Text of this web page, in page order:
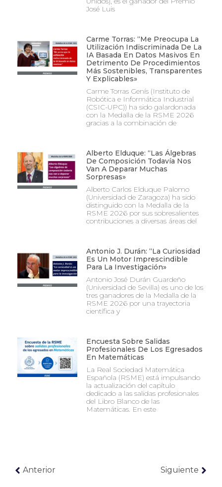
José Luis
Carme Torras: “Me Preocupa La
Utilización Indiscriminada De La
IA Basada En Datos Masivos En
Detrimento De Procedimientos
Más Sostenibles, Transparentes
Y Explicables»
Carme Torras Genís (Instituto de
Robótica e Informática Industrial
(CSIC-UPC)) ha sido galardonada
con la Medalla de la RSME 2026
gracias a la combinación de
Alberto Elduque: “Las Álgebras
De Composición Todavía Nos
Van A Deparar Muchas
Sorpresas»
Alberto Carlos Elduque Palomo
(Universidad de Zaragoza) ha sido
distinguido con la Medalla de la
RSME 2026 por sus sobresalientes
contribuciones a diversas áreas del
Antonio J. Durán: “La Curiosidad
Es Un Motor Imprescindible
Para La Investigación»
Antonio José Durán Guardeño
(Universidad de Sevilla) es uno de los
tres ganadores de la Medalla de la
RSME 2026 por una trayectoria
científica y
Encuesta Sobre Salidas
Profesionales De Los Egresados
En Matemáticas
La Real Sociedad Matemática
Española (RSME) está impulsando
la actualización del capítulo
dedicado a las salidas profesionales
del Libro Blanco de las
Matemáticas. En este
Anterior Siguiente